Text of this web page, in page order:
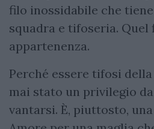
filo inossidabile che
squadra e tifoseria. Quel
appartenenza.
Perché essere tifosi
mai stato un privilegio
vantarsi. È, piuttosto,